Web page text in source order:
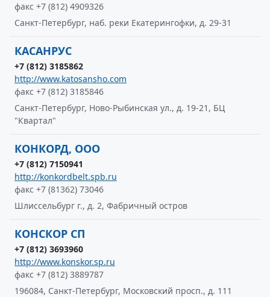
факс +7 (812) 4909326
Санкт-Петербург, наб. реки Екатерингофки, д. 29-31
КАСАНРУС
+7 (812) 3185862
http://www.katosansho.com
факс +7 (812) 3185846
Санкт-Петербург, Ново-Рыбинская ул., д. 19-21, БЦ
"Квартал"
КОНКОРД, ООО
+7 (812) 7150941
http://konkordbelt.spb.ru
факс +7 (81362) 73046
Шлиссельбург г., д. 2, Фабричный остров
КОНСКОР СП
+7 (812) 3693960
http://www.konskor.sp.ru
факс +7 (812) 3889787
196084, Санкт-Петербург, Московский просп., д. 111